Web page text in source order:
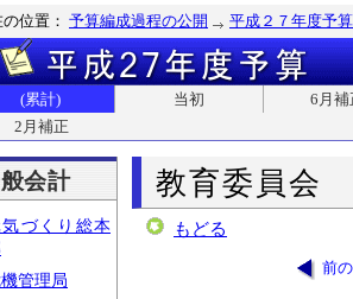
位置： 予算編成過程の公開 平成２７年度予算
(累計) 当初
6月補
2月補正
会計
気づくり総本
管理局
教育委員会
もどる
前